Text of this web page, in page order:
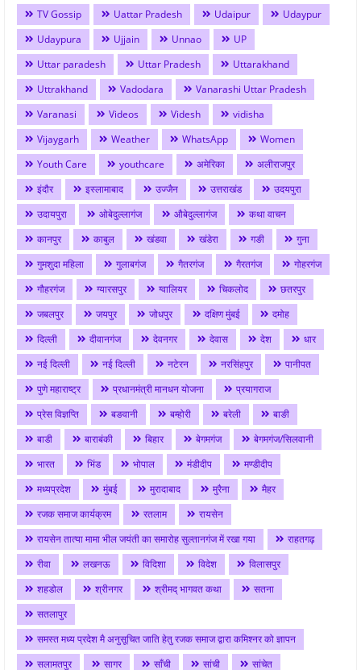
TV Gossip
Uattar Pradesh Udaipur
Udaypur
Udaypura
Ujjain Unnao
UP
Uttar paradesh
Uttar Pradesh
Uttarakhand
Uttrakhand
Vadodara
Vanarashi Uttar Pradesh
Varanasi
Videos Videsh
vidisha
Vijaygarh
Weather WhatsApp
Women
Youth Care
youthcare अमेरिका
अलीराजपुर
इंदौर
इस्लामाबाद उज्जैन उत्तराखंड
उदयपुरा
उदायपुरा
ओबेदुल्लागंज औबेदुल्लागंज
कथा वाचन
कानपुर
काबुल खंडवा खंडेरा गङी
गुना
गुमशुदा महिला
गुलाबगंज गैतरगंज गैरतगंज
गोहरगंज
गौहरगंज
ग्यारसपुर ग्वालियर चिकलोद
छतरपुर
जबलपुर
जयपुर जोधपुर दक्षिण मुंबई
दमोह
दिल्ली
दीवानगंज देवनगर देवास देश
धार
नई दिल्ली
नई दिल्ली नटेरन नरसिंहपुर
पानीपत
पुणे महाराष्ट्र
प्रधानमंत्री मानधन योजना
प्रयागराज
प्रेस विज्ञप्ति
बङवानी बम्होरी बरेली
बाङी
बाडी
बाराबंकी बिहार बेगमगंज
बेगमगंज/सिलवानी
भारत
भिंड भोपाल मंडीदीप
मण्डीदीप
मध्यप्रदेश
मुंबई मुरादाबाद मुरैना
मैहर
रजक समाज कार्यक्रम
रतलाम
रायसेन
रायसेन तात्या मामा भील जयंती का समारोह सुल्तानगंज में रखा गया
राहतगढ़
रीवा
लखनऊ विदिशा विदेश
विलासपुर
शहडोल
श्रीनगर श्रीमद् भागवत कथा
सतना
सतलापुर
समस्त मध्य प्रदेश मै अनुसूचित जाति हेतु रजक समाज द्वारा कमिश्नर को ज्ञापन
सलामतपुर
सागर साँची सांची सांचेत